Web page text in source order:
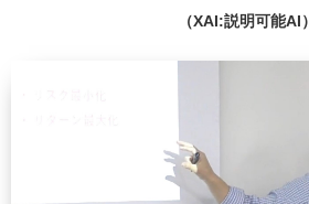
（XAI:説明可能AI）